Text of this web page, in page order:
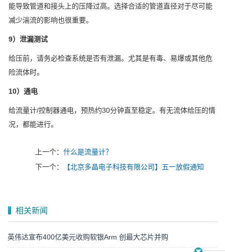
能导致管道和接头上的压降过高。选择合适的管道直径对于尽可能
减少湍流的影响也很重要。
9）泄漏测试
给压前，请务必检查系统是否有泄漏。尤其是有毒、易爆或其他危
险流体时。
10）通电
给流量计/控制器通电，预热约30分钟直至稳定。有无流体给压的情
况，都能进行。
上一个： 什么是流量计？
下一个：
【北京多晶电子科技有限公司】五一放假通知
相关新闻
英伟达宣布400亿美元收购软银Arm 创最大芯片并购